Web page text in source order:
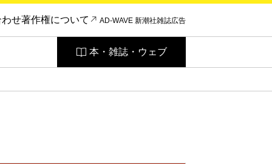
わせ著作権について AD-WAVE 新潮社雑誌広告
本・雑誌・ウェブ